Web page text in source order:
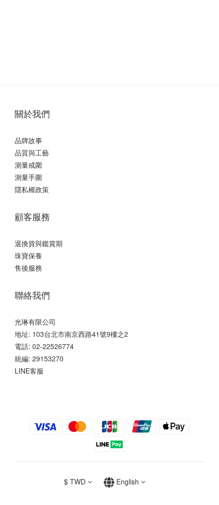
關於我們
品牌故事
品質與工藝
測量戒圍
測量手圍
隱私權政策
顧客服務
退換貨與鑑賞期
珠寶保養
售後服務
聯絡我們
光琳有限公司
地址: 103台北市南京西路41號9樓之2
電話: 02-22526774
統編: 29153270
LINE客服
$ TWD English